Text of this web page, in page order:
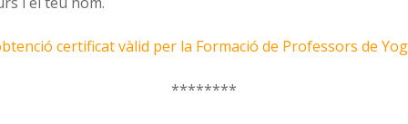
certificat vàlid per la Formació de Professors de
********